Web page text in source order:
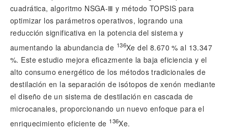
cuadrática, algoritmo NSGA-Ⅲ y método TOPSIS para
optimizar los parámetros operativos, logrando una
reducción significativa en la potencia del sistema y
aumentando la abundancia de 136Xe del 8.670 % al 13.347
%. Este estudio mejora eficazmente la baja eficiencia y el
alto consumo energético de los métodos tradicionales de
destilación en la separación de isótopos de xenón mediante
el diseño de un sistema de destilación en cascada de
microcanales, proporcionando un nuevo enfoque para el
enriquecimiento eficiente de 136Xe.